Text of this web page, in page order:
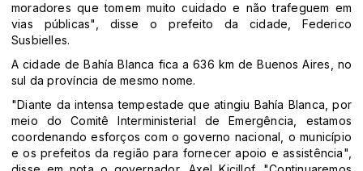
moradores que tomem muito cuidado e não trafeguem em
vias públicas", disse o prefeito da cidade, Federico
Susbielles.
A cidade de Bahía Blanca fica a 636 km de Buenos Aires, no
sul da província de mesmo nome.
"Diante da intensa tempestade que atingiu Bahía Blanca, por
meio do Comitê Interministerial de Emergência, estamos
coordenando esforços com o governo nacional, o município
e os prefeitos da região para fornecer apoio e assistência",